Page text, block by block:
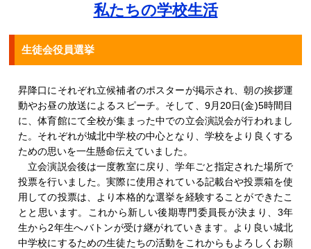
私たちの学校生活
生徒会役員選挙
昇降口にそれぞれ立候補者のポスターが掲示され、朝の挨拶運
動やお昼の放送によるスピーチ。そして、9月20日(金)5時間目
に、体育館にて全校が集まった中での立会演説会が行われまし
た。それぞれが城北中学校の中心となり、学校をより良くする
ための思いを一生懸命伝えていました。
立会演説会後は一度教室に戻り、学年ごと指定された場所で
投票を行いました。実際に使用されている記載台や投票箱を使
用しての投票は、より本格的な選挙を経験することができたこ
とと思います。これから新しい後期専門委員長が決まり、3年
生から2年生へバトンが受け継がれていきます。より良い城北
中学校にするための生徒たちの活動をこれからもよろしくお願